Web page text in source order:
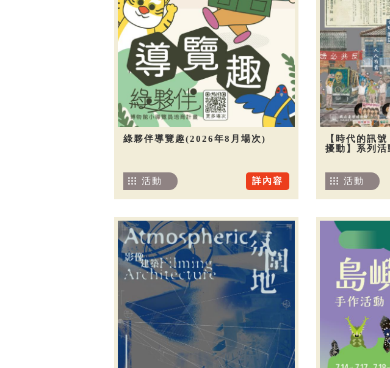
綠夥伴導覽趣(2026年8月場次)
詳內容
活動
【時代的訊
擾動】系列活
活動